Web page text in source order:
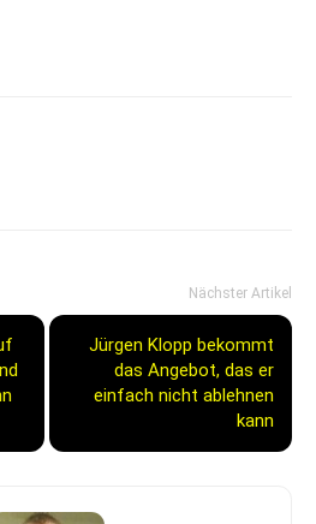
Nächster Artikel
Jürgen Klopp bekommt
das Angebot, das er
einfach nicht ablehnen
kann